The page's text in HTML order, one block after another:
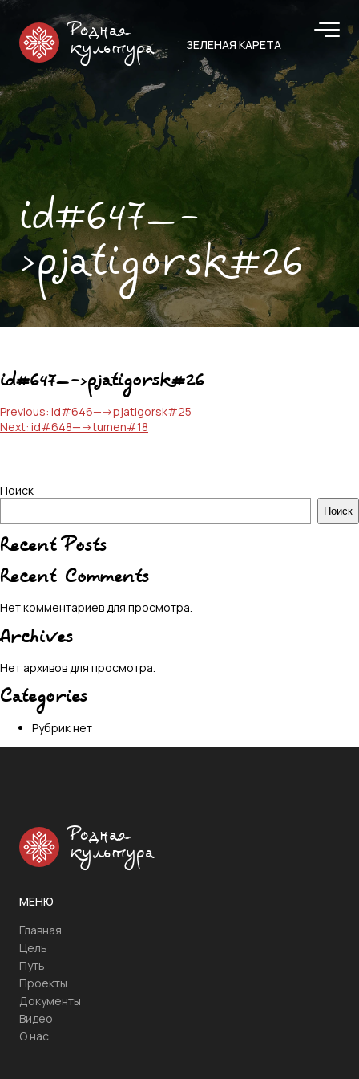
Родная
культура
ЗЕЛЕНАЯ КАРЕТА
id#647—-
>pjatigorsk#26
id#647—->pjatigorsk#26
Навигация
по
Previous: id#646—->pjatigorsk#25
Next: id#648—->tumen#18
Поиск
Поиск
Recent Posts
Recent Comments
Нет комментариев для просмотра.
Archives
Нет архивов для просмотра.
Categories
Рубрик нет
Родная
культура
МЕНЮ
Главная
Цель
Путь
Проекты
Документы
Видео
О нас